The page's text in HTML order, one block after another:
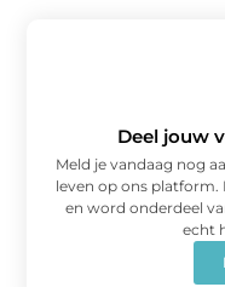
Deel jouw
Meld je vandaag nog
leven op ons platform.
en word onderdeel
echt